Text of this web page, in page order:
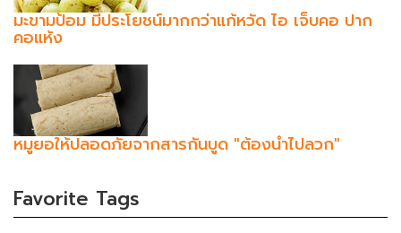
มะขามป้อม มีประโยชน์มากกว่าแก้หวัด ไอ เจ็บคอ ปาก
คอแห้ง
หมูยอให้ปลอดภัยจากสารกันบูด "ต้องนำไปลวก"
Favorite Tags